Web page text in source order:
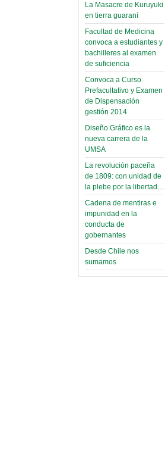
La Masacre de Kuruyuki
en tierra guaraní
Facultad de Medicina
convoca a estudiantes y
bachilleres al examen
de suficiencia
Convoca a Curso
Prefacultativo y Examen
de Dispensación
gestión 2014
Diseño Gráfico es la
nueva carrera de la
UMSA
La revolución paceña
de 1809: con unidad de
la plebe por la libertad…
Cadena de mentiras e
impunidad en la
conducta de
gobernantes
Desde Chile nos
sumamos